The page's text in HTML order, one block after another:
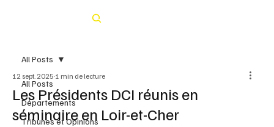
All Posts
Départements
Tribunes et Opinions
All Posts
Les Présidents DCI réunis en
séminaire en Loir-et-Cher
12 sept. 2025 1 min de lecture